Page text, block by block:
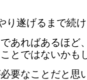
り遂げるまで続
あればあるほど
とではないかも
要なことだと思